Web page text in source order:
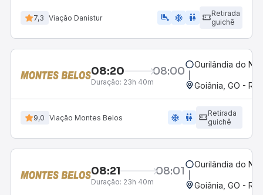
7,3 Viação Danistur airline_seat_legroom_extra ac_unit WC
Retirada
guichê
08:20 08:00
Duração: 23h 40m
Ourilândia do
Goiânia, GO -
9,0 Viação Montes Belos ac_unit wc
Retirada
guichê
08:21 08:01
Duração: 23h 40m
Ourilândia do
Goiânia, GO -